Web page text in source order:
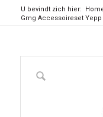
U bevindt zich hier:
Gmg Accessoireset Yepp